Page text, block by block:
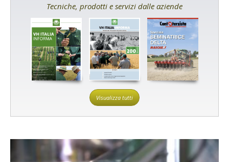
Tecniche, prodotti e servizi dalle aziende
Visualizza tutti